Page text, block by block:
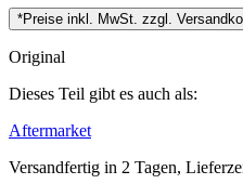
*Preise inkl. MwSt. zzgl.
Original
Dieses Teil gibt es auch als:
Aftermarket
Versandfertig in 2 Tagen,